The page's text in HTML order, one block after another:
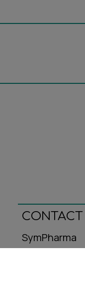
CONTACT
SymPharma
Oeralstraat 12